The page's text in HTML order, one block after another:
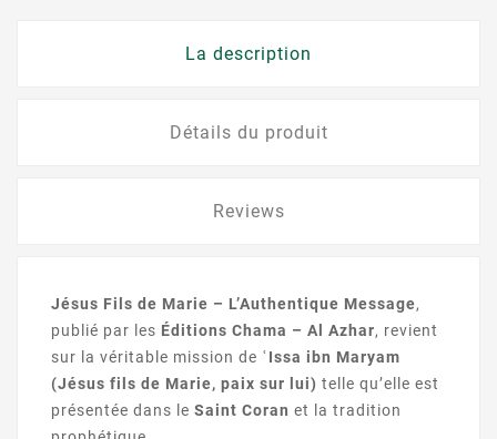
La description
Détails du produit
Reviews
Jésus Fils de Marie – L’Authentique Message,
publié par les Éditions Chama – Al Azhar, revient
sur la véritable mission de ʿIssa ibn Maryam
(Jésus fils de Marie, paix sur lui) telle qu’elle est
présentée dans le Saint Coran et la tradition